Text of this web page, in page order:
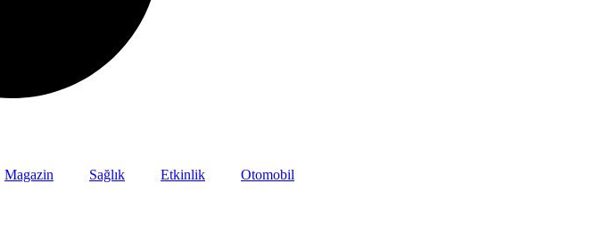
Magazin Sağlık Etkinlik Otomobil